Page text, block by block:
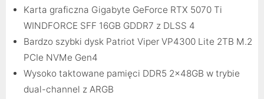
Karta graficzna Gigabyte GeForce RTX 5070 Ti
WINDFORCE SFF 16GB GDDR7 z DLSS 4
Bardzo szybki dysk Patriot Viper VP4300 Lite 2TB M.2
PCIe NVMe Gen4
Wysoko taktowane pamięci DDR5 2x48GB w trybie
dual-channel z ARGB